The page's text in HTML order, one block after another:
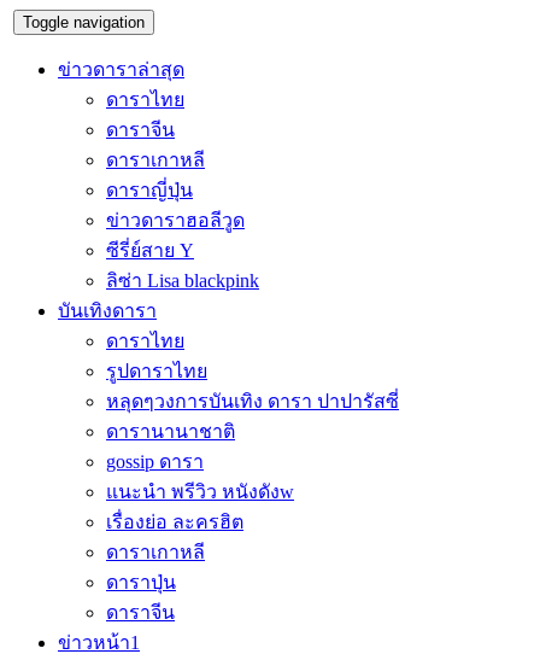
Toggle navigation
ข่าวดาราล่าสุด
ดาราไทย
ดาราจีน
ดาราเกาหลี
ดาราญี่ปุ่น
ข่าวดาราฮอลีวูด
ซีรี่ย์สาย Y
ลิซ่า Lisa blackpink
บันเทิงดารา
ดาราไทย
รูปดาราไทย
หลุดๆวงการบันเทิง ดารา ปาปารัสซี่
ดารานานาชาติ
gossip ดารา
แนะนำ พรีวิว หนังดังw
เรื่องย่อ ละครฮิต
ดาราเกาหลี
ดาราปุ่น
ดาราจีน
ข่าวหน้า1